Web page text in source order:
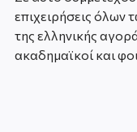
επιχειρήσεις όλων
της ελληνικής
ακαδημαϊκοί και